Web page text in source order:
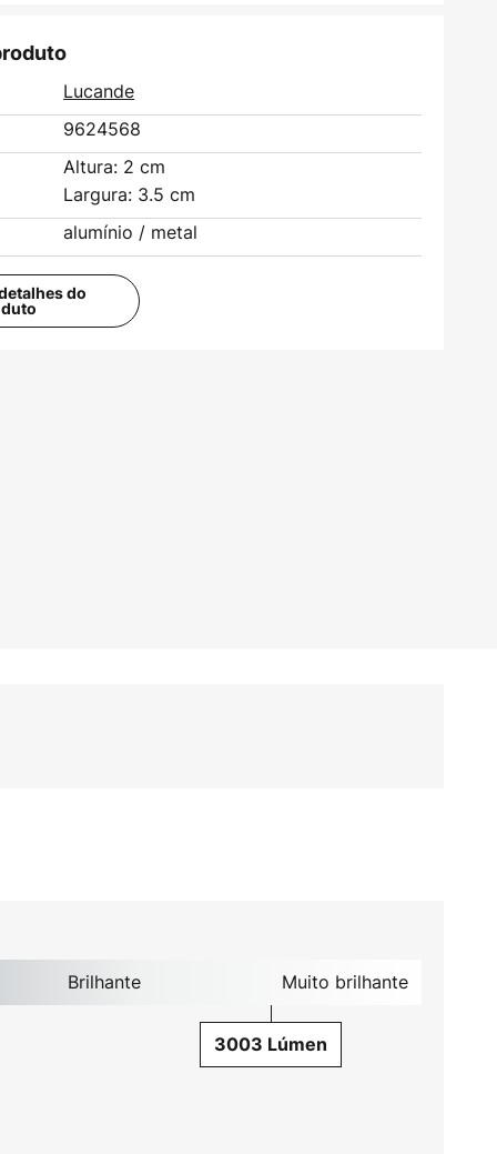
Lucande
9624568
Altura: 2 cm
Largura: 3.5 cm
alumínio / metal
do
Brilhante Muito brilhante
3003 Lúmen